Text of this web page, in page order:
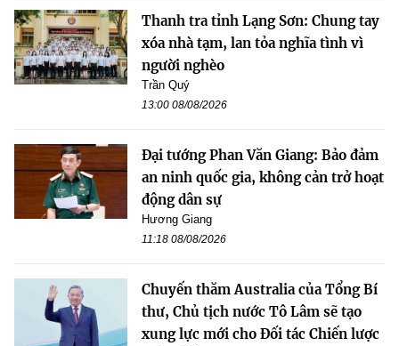
Thanh tra tỉnh Lạng Sơn: Chung tay
xóa nhà tạm, lan tỏa nghĩa tình vì
người nghèo
Trần Quý
13:00 08/08/2026
Đại tướng Phan Văn Giang: Bảo đảm
an ninh quốc gia, không cản trở hoạt
động dân sự
Hương Giang
11:18 08/08/2026
Chuyến thăm Australia của Tổng Bí
thư, Chủ tịch nước Tô Lâm sẽ tạo
xung lực mới cho Đối tác Chiến lược